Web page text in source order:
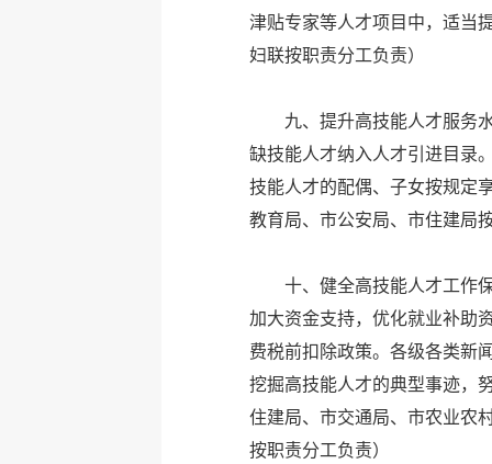
津贴专家等人才项目中，适当
妇联按职责分工负责）
九、提升高技能人才服务
缺技能人才纳入人才引进目录
技能人才的配偶、子女按规定
教育局、市公安局、市住建局
十、健全高技能人才工作
加大资金支持，优化就业补助
费税前扣除政策。各级各类新
挖掘高技能人才的典型事迹，
住建局、市交通局、市农业农
按职责分工负责）